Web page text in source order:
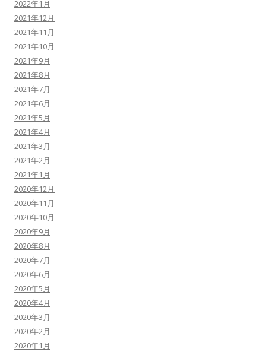
2022年1月
2021年12月
2021年11月
2021年10月
2021年9月
2021年8月
2021年7月
2021年6月
2021年5月
2021年4月
2021年3月
2021年2月
2021年1月
2020年12月
2020年11月
2020年10月
2020年9月
2020年8月
2020年7月
2020年6月
2020年5月
2020年4月
2020年3月
2020年2月
2020年1月